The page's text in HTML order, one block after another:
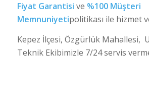
Fiyat Garantisi ve %100 Müşteri
Memnuniyetipolitikası ile hizmet
Kepez İlçesi, Özgürlük Mahallesi,
Teknik Ekibimizle 7/24 servis